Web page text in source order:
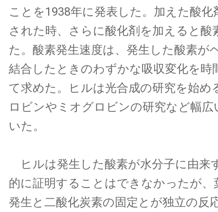
ことを1938年に発表した。加えた酸
された時、さらに酸化剤を加えると酸
た。酸素発生速度は、発生した酸素が
結合したときのわずかな吸収変化を時
て求めた。ヒルは光合成の研究を始め
ロビンやミオグロビンの研究など幅広
いた。
ヒルは発生した酸素が水分子に由来
的に証明することはできなかったが、
発生と二酸化炭素の固定とが独立の反